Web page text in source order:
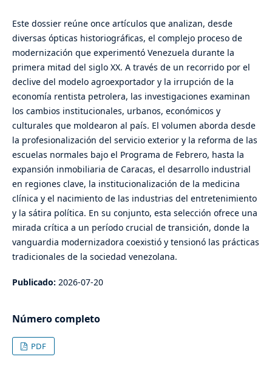
Este dossier reúne once artículos que analizan, desde
diversas ópticas historiográficas, el complejo proceso de
modernización que experimentó Venezuela durante la
primera mitad del siglo XX. A través de un recorrido por el
declive del modelo agroexportador y la irrupción de la
economía rentista petrolera, las investigaciones examinan
los cambios institucionales, urbanos, económicos y
culturales que moldearon al país. El volumen aborda desde
la profesionalización del servicio exterior y la reforma de las
escuelas normales bajo el Programa de Febrero, hasta la
expansión inmobiliaria de Caracas, el desarrollo industrial
en regiones clave, la institucionalización de la medicina
clínica y el nacimiento de las industrias del entretenimiento
y la sátira política. En su conjunto, esta selección ofrece una
mirada crítica a un período crucial de transición, donde la
vanguardia modernizadora coexistió y tensionó las prácticas
tradicionales de la sociedad venezolana.
Publicado: 2026-07-20
Número completo
PDF